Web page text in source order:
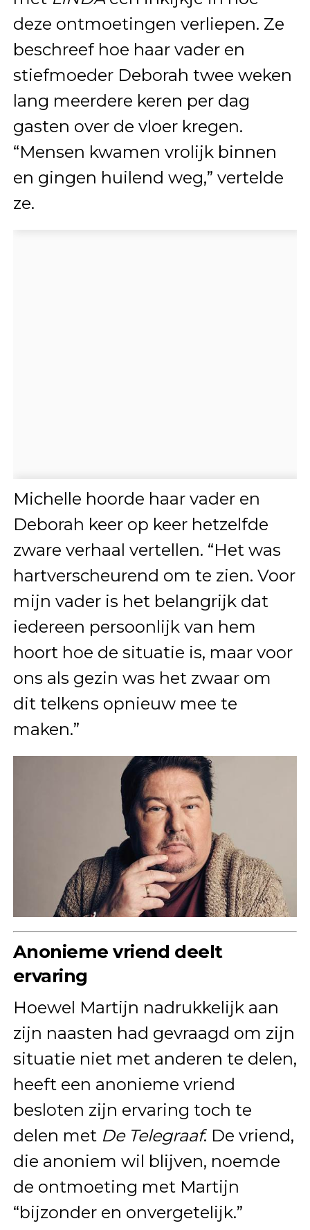
deze ontmoetingen verliepen. Ze
beschreef hoe haar vader en
stiefmoeder Deborah twee weken
lang meerdere keren per dag
gasten over de vloer kregen.
“Mensen kwamen vrolijk binnen
en gingen huilend weg,” vertelde
ze.
Michelle hoorde haar vader en
Deborah keer op keer hetzelfde
zware verhaal vertellen. “Het was
hartverscheurend om te zien. Voor
mijn vader is het belangrijk dat
iedereen persoonlijk van hem
hoort hoe de situatie is, maar voor
ons als gezin was het zwaar om
dit telkens opnieuw mee te
maken.”
Anonieme vriend deelt
ervaring
Hoewel Martijn nadrukkelijk aan
zijn naasten had gevraagd om zijn
situatie niet met anderen te delen,
heeft een anonieme vriend
besloten zijn ervaring toch te
delen met De Telegraaf. De vriend,
die anoniem wil blijven, noemde
de ontmoeting met Martijn
“bijzonder en onvergetelijk.”